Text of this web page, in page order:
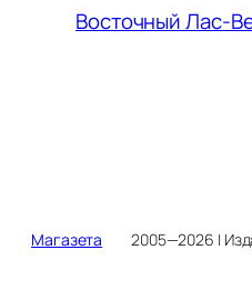
Восточный Лас-
Магазета 2005—2026 |